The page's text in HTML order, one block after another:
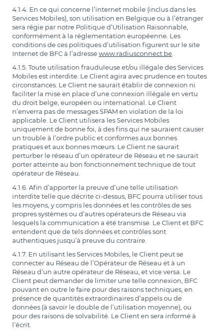
4.1.4. En ce qui concerne l’internet mobile (inclus dans les
Services Mobiles), son utilisation en Belgique ou à l’étranger
sera régie par notre Politique d’Utilisation Raisonnable,
conformément à la réglementation européenne. Les
conditions de ces politiques d’utilisation figurent sur le site
Internet de BFC à l’adressewww.radiusconnect.be
4.1.5. Toute utilisation frauduleuse et/ou illégale des Services
Mobiles est interdite. Le Client agira avec prudence en toutes
circonstances. Le Client ne saurait établir de connexion ni
faciliter la mise en place d’une connexion illégale en vertu
du droit belge, européen ou international. Le Client
n’enverra pas de messages SPAM en violation de la loi
applicable. Le Client utilisera les Services Mobiles
uniquement de bonne foi, à des fins qui ne sauraient causer
un trouble à l’ordre public et conformes aux bonnes
pratiques et aux bonnes mœurs. Le Client ne saurait
perturber le réseau d’un opérateur de Réseau et ne saurait
porter atteinte au bon fonctionnement technique de tout
opérateur de Réseau.
4.1.6. Afin d’apporter la preuve d’une telle utilisation
interdite telle que décrite ci-dessus, BFC pourra utiliser tous
les moyens, y compris les données et les contrôles de ses
propres systèmes ou d’autres opérateurs de Réseau via
lesquels la communication a été transmise. Le Client et BFC
entendent que de tels données et contrôles sont
authentiques jusqu’à preuve du contraire.
4.1.7. En utilisant les Services Mobiles, le Client peut se
connecter au Réseau de l’Opérateur de Réseau et à un
Réseau d’un autre opérateur de Réseau, et vice versa. Le
Client peut demander de limiter une telle connexion, BFC
pouvant en outre le faire pour des raisons techniques, en
présence de quantités extraordinaires d’appels ou de
données (à savoir le double de l’utilisation moyenne), ou
pour des raisons de solvabilité. Le Client en sera informé à
l’écrit.